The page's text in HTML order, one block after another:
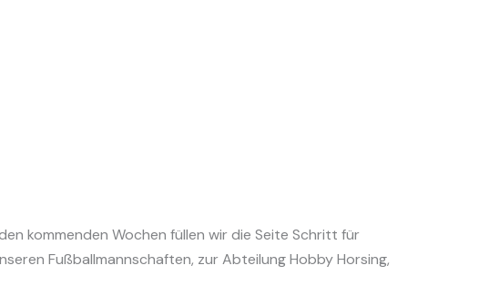
kommenden Wochen füllen wir die Seite Schritt für
Fußballmannschaften, zur Abteilung Hobby Horsing,